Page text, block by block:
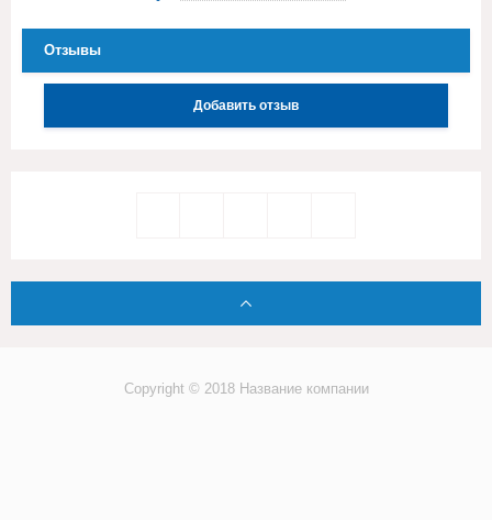
Отзывы
Добавить отзыв
Copyright © 2018 Название компании